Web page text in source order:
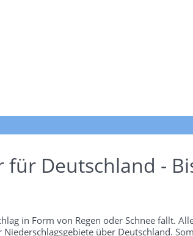
für Deutschland -
in Form von Regen oder Schnee fällt.
über Deutschland.